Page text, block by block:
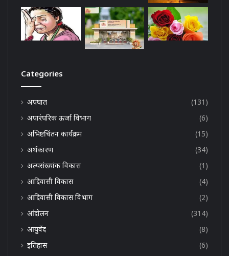
Categories
अपघात
(131)
अपारंपरिक ऊर्जा विभाग
(6)
अभिष्टचिंतन कार्यक्रम
(15)
अर्थकारण
(34)
अल्पसंख्यांक विकास
(1)
आदिवासी विकास
(4)
आदिवासी विकास विभाग
(2)
आंदोलन
(314)
आयुर्वेद
(8)
इतिहास
(6)